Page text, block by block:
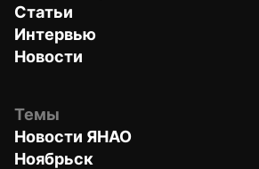
Статьи
Интервью
Новости
Темы
Новости ЯНАО
Ноябрьск